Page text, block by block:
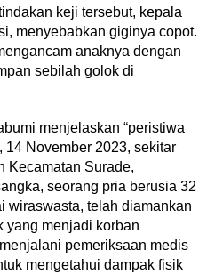
keji tersebut, kepala
menyebabkan giginya copot.
anaknya dengan
sebilah golok di
menjelaskan “peristiwa
November 2023, sekitar
Kecamatan Surade,
seorang pria berusia 32
wiraswasta, telah diamankan
yang menjadi korban
pemeriksaan medis
mengetahui dampak fisik